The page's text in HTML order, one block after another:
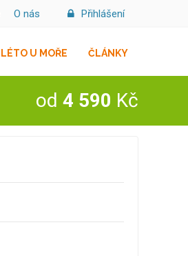
Přihlášení
O nás
LÉTO U MOŘE ČLÁNKY
od 4 590 Kč